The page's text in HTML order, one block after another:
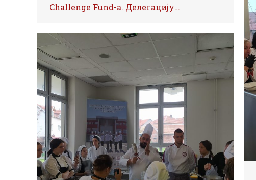
Challenge Fund-а. Делегацију…